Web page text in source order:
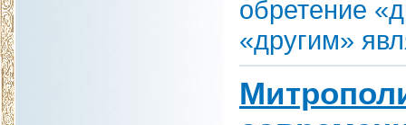
обретение
«другим»